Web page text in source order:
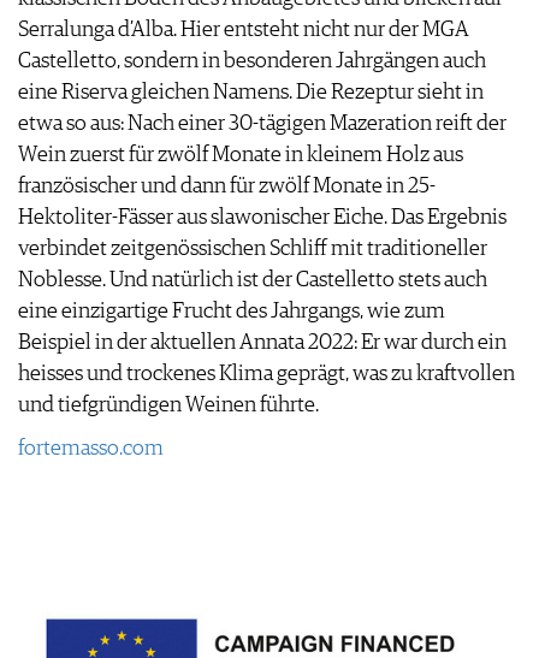
Serralunga d’Alba. Hier entsteht nicht nur der MGA
Castelletto, sondern in besonderen Jahrgängen auch
eine Riserva gleichen Namens. Die Rezeptur sieht in
etwa so aus: Nach einer 30-tägigen Mazeration reift der
Wein zuerst für zwölf Monate in kleinem Holz aus
französischer und dann für zwölf Monate in 25-
Hektoliter-Fässer aus slawonischer Eiche. Das Ergebnis
verbindet zeitgenössischen Schliff mit traditioneller
Noblesse. Und natürlich ist der Castelletto stets auch
eine einzigartige Frucht des Jahrgangs, wie zum
Beispiel in der aktuellen Annata 2022: Er war durch ein
heisses und trockenes Klima geprägt, was zu kraftvollen
und tiefgründigen Weinen führte.
fortemasso.com